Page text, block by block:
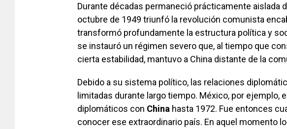
Durante décadas permaneció prácticamente aislada
octubre de 1949 triunfó la revolución comunista
transformó profundamente la estructura política y
se instauró un régimen severo que, al tiempo que
cierta estabilidad, mantuvo a China distante de la
Debido a su sistema político, las relaciones
limitadas durante largo tiempo. México, por ejemplo,
diplomáticos con China hasta 1972. Fue entonces
conocer ese extraordinario país. En aquel momento